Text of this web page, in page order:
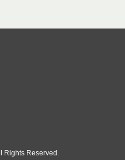
Rights Reserved.